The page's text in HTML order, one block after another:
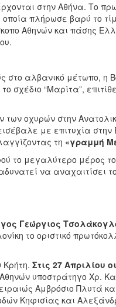
στην Αθήνα. Το
πλήρωσε βαρύ το
Αθηνών και πάσης
στο αλβανικό μέτωπο, η
σχέδιο “Μαρίτα”,
οχυρών στην
με επιτυχία
τη «γραμμή
το μεγαλύτερο μέρος
να αναχαιτίσει
Γεώργιος
το οριστικό
Στις 27 Απριλίου
υποστράτηγο Χρ.
Αμβρόσιο Πλυτά
Κηφισίας και